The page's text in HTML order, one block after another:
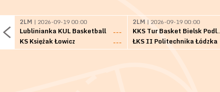
2LM | 2026-09-19 00:00
Lublinianka KUL Basketball
---
KS Księżak Łowicz
---
2LM | 2026-09-19 00:00
KKS Tur
ŁKS II Politechnika Łódzka